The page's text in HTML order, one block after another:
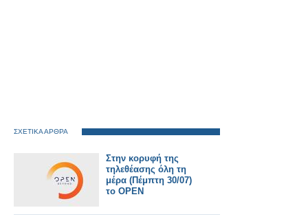
ΣΧΕΤΙΚΑ ΑΡΘΡΑ
Στην κορυφή της
τηλεθέασης όλη τη
μέρα (Πέμπτη 30/07)
το OPEN